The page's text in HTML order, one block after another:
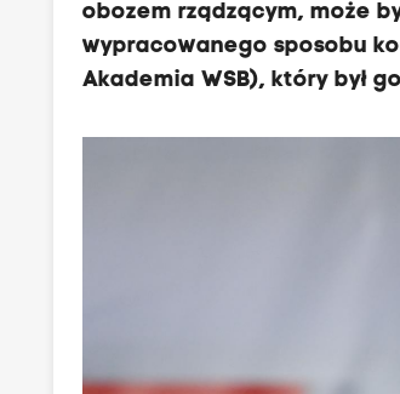
obozem rządzącym, może
wypracowanego sposobu
Akademia WSB), który był